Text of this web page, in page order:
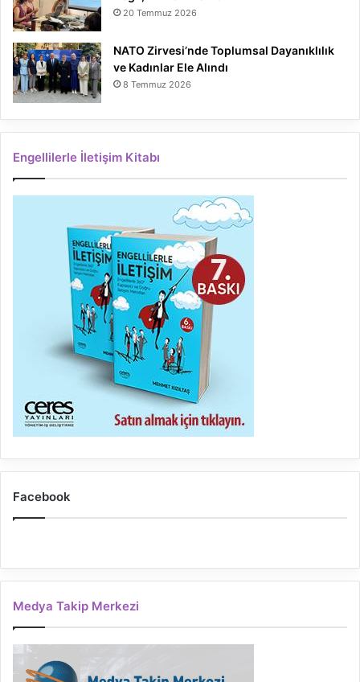
20 Temmuz 2026
NATO Zirvesi’nde Toplumsal Dayanıklılık
ve Kadınlar Ele Alındı
8 Temmuz 2026
Engellilerle İletişim Kitabı
Facebook
Medya Takip Merkezi